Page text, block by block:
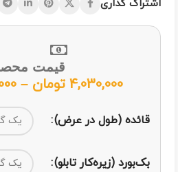
اشتراک گذاری
قیمت
4,030,000 تومان –
قائده (طول در عرض)
بک‌بورد (زیره‌کار تابلو)